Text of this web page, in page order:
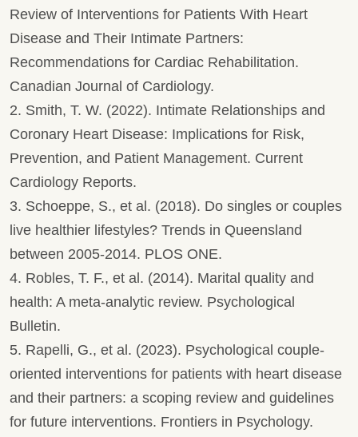
Review of Interventions for Patients With Heart
Disease and Their Intimate Partners:
Recommendations for Cardiac Rehabilitation.
Canadian Journal of Cardiology.
2. Smith, T. W. (2022). Intimate Relationships and
Coronary Heart Disease: Implications for Risk,
Prevention, and Patient Management. Current
Cardiology Reports.
3. Schoeppe, S., et al. (2018). Do singles or couples
live healthier lifestyles? Trends in Queensland
between 2005-2014. PLOS ONE.
4. Robles, T. F., et al. (2014). Marital quality and
health: A meta-analytic review. Psychological
Bulletin.
5. Rapelli, G., et al. (2023). Psychological couple-
oriented interventions for patients with heart disease
and their partners: a scoping review and guidelines
for future interventions. Frontiers in Psychology.